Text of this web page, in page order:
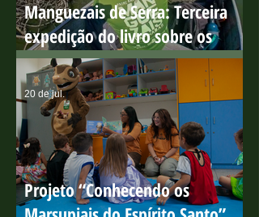
Manguezais de Serra: Terceira
expedição do livro sobre os
manguezais capixabas
20 de jul.